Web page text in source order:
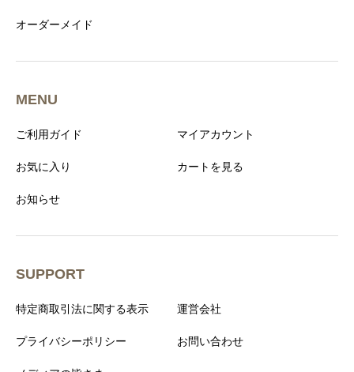
オーダーメイド
MENU
ご利用ガイド マイアカウント
お気に入り カートを見る
お知らせ
SUPPORT
特定商取引法に関する表示 運営会社
プライバシーポリシー お問い合わせ